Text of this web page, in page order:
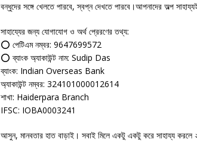
বন্ধুদের সঙ্গে খেলতে পারবে, স্বপ্ন দেখতে পারবে।আপনাদের অল্প
সাহায্যের জন্য যোগাযোগ ও অর্থ প্রেরণের তথ্য:
⭕ পেটিএম নম্বর: 9647699572
⭕ ব্যাংক অ্যাকাউন্ট নাম: Sudip Das
ব্যাংক: Indian Overseas Bank
অ্যাকাউন্ট নম্বর: 324101000012614
শাখা: Haiderpara Branch
IFSC: IOBA0003241
আসুন, মানবতার হাত বাড়াই। সবাই মিলে একটু একটু করে সাহায্য